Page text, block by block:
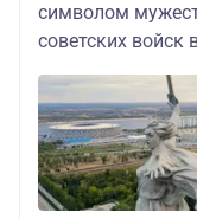
символом
советских войск